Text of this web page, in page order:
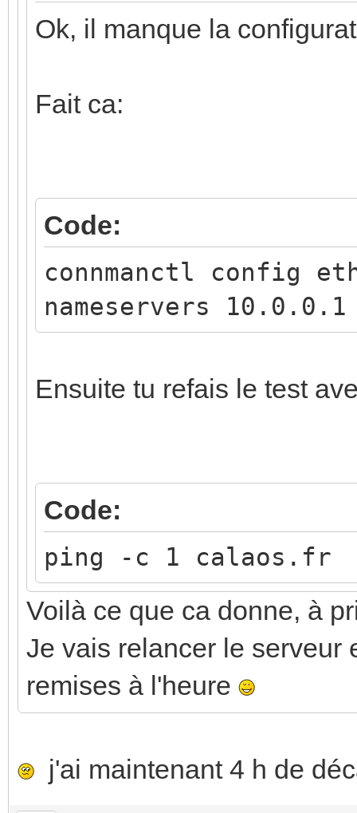
Ok, il manque la
Fait ca:
Code:
connmanctl config
nameservers 10.0.0.1
Ensuite tu refais le test
Code:
ping -c 1 calaos.fr
Voilà ce que ca donne, à
Je vais relancer le serveur
remises à l'heure
j'ai maintenant 4 h de